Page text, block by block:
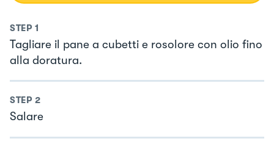
STEP 1
Tagliare il pane a cubetti e rosolore con olio fino
alla doratura.
STEP 2
Salare